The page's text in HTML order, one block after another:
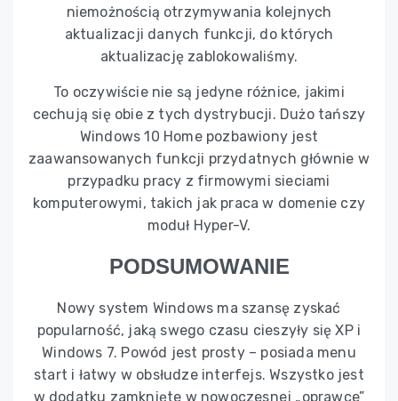
niemożnością otrzymywania kolejnych
aktualizacji danych funkcji, do których
aktualizację zablokowaliśmy.
To oczywiście nie są jedyne różnice, jakimi
cechują się obie z tych dystrybucji. Dużo tańszy
Windows 10 Home pozbawiony jest
zaawansowanych funkcji przydatnych głównie w
przypadku pracy z firmowymi sieciami
komputerowymi, takich jak praca w domenie czy
moduł Hyper-V.
PODSUMOWANIE
Nowy system Windows ma szansę zyskać
popularność, jaką swego czasu cieszyły się XP i
Windows 7. Powód jest prosty – posiada menu
start i łatwy w obsłudze interfejs. Wszystko jest
w dodatku zamknięte w nowoczesnej „oprawce”